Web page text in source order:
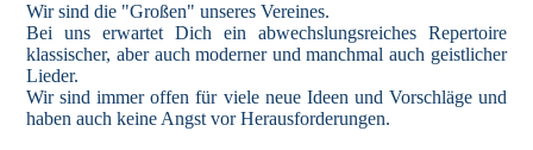
Wir sind die "Großen" unseres Vereines.
Bei uns erwartet Dich ein abwechslungsreiches Repertoire
klassischer, aber auch moderner und manchmal auch geistlicher
Lieder.
Wir sind immer offen für viele neue Ideen und Vorschläge und
haben auch keine Angst vor Herausforderungen.